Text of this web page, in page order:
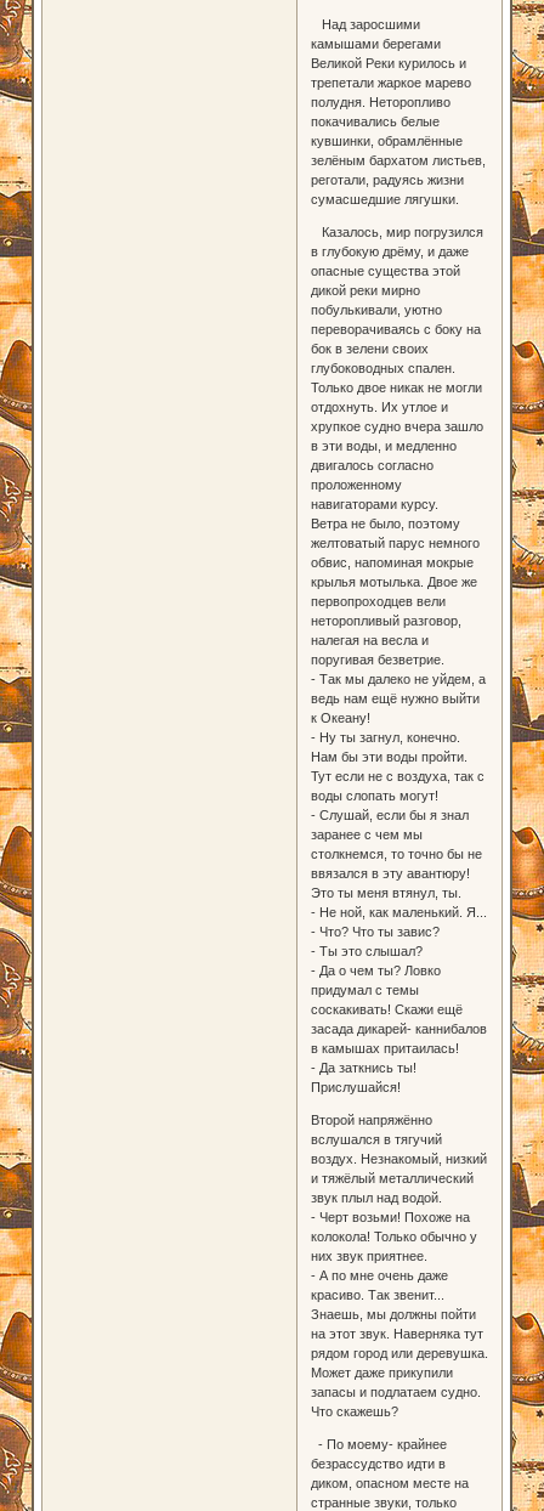
Над заросшими
камышами берегами
Великой Реки курилось и
трепетали жаркое марево
полудня. Неторопливо
покачивались белые
кувшинки, обрамлённые
зелёным бархатом листьев,
реготали, радуясь жизни
сумасшедшие лягушки.
Казалось, мир погрузился
в глубокую дрёму, и даже
опасные существа этой
дикой реки мирно
побулькивали, уютно
переворачиваясь с боку на
бок в зелени своих
глубоководных спален.
Только двое никак не могли
отдохнуть. Их утлое и
хрупкое судно вчера зашло
в эти воды, и медленно
двигалось согласно
проложенному
навигаторами курсу.
Ветра не было, поэтому
желтоватый парус немного
обвис, напоминая мокрые
крылья мотылька. Двое же
первопроходцев вели
неторопливый разговор,
налегая на весла и
поругивая безветрие.
- Так мы далеко не уйдем, а
ведь нам ещё нужно выйти
к Океану!
- Ну ты загнул, конечно.
Нам бы эти воды пройти.
Тут если не с воздуха, так с
воды слопать могут!
- Слушай, если бы я знал
заранее с чем мы
столкнемся, то точно бы не
ввязался в эту авантюру!
Это ты меня втянул, ты.
- Не ной, как маленький. Я...
- Что? Что ты завис?
- Ты это слышал?
- Да о чем ты? Ловко
придумал с темы
соскакивать! Скажи ещё
засада дикарей- каннибалов
в камышах притаилась!
- Да заткнись ты!
Прислушайся!
Второй напряжённо
вслушался в тягучий
воздух. Незнакомый, низкий
и тяжёлый металлический
звук плыл над водой.
- Черт возьми! Похоже на
колокола! Только обычно у
них звук приятнее.
- А по мне очень даже
красиво. Так звенит...
Знаешь, мы должны пойти
на этот звук. Наверняка тут
рядом город или деревушка.
Может даже прикупили
запасы и подлатаем судно.
Что скажешь?
- По моему- крайнее
безрассудство идти в
диком, опасном месте на
странные звуки, только